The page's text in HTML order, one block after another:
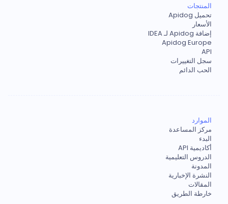
المنتجات
تحميل Apidog
الأسعار
إضافة Apidog لـ IDEA
Apidog Europe
API
سجل التغييرات
الحب الدائم
الموارد
مركز المساعدة
البدء
أكاديمية API
الدروس التعليمية
المدونة
النشرة الإخبارية
المقالات
خارطة الطريق